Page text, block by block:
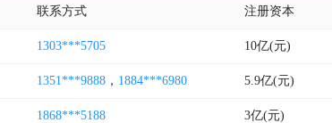
联系方式 注册资本
1303***5705 10亿(元)
1351***9888 ， 1884***6980 5.9亿(元)
1868***5188 3亿(元)